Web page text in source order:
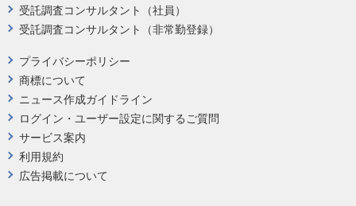
プライバシーポリシー
商標について
ニュース作成ガイドライン
ログイン・ユーザー設定に関するご質問
サービス案内
利用規約
広告掲載について
受託調査コンサルタント（社員）
受託調査コンサルタント（非常勤登録）